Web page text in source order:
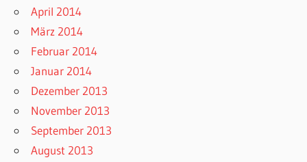
April 2014
März 2014
Februar 2014
Januar 2014
Dezember 2013
November 2013
September 2013
August 2013